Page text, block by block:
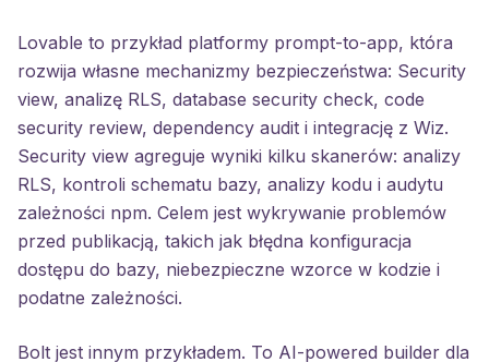
Lovable to przykład platformy prompt-to-app, która
rozwija własne mechanizmy bezpieczeństwa: Security
view, analizę RLS, database security check, code
security review, dependency audit i integrację z Wiz.
Security view agreguje wyniki kilku skanerów: analizy
RLS, kontroli schematu bazy, analizy kodu i audytu
zależności npm. Celem jest wykrywanie problemów
przed publikacją, takich jak błędna konfiguracja
dostępu do bazy, niebezpieczne wzorce w kodzie i
podatne zależności.
Bolt jest innym przykładem. To AI-powered builder dla